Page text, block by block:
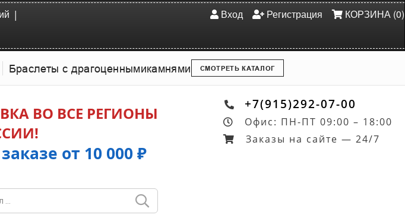
| Вход Регистрация КОРЗИНА (0)
Браслеты с драгоценнымикамнями СМОТРЕТЬ КАТАЛОГ
ВО ВСЕ РЕГИОНЫ
от 10 000 ₽
+7(915)292-07-00
Офис: ПН-ПТ 09:00 – 18:00
Заказы на сайте — 24/7